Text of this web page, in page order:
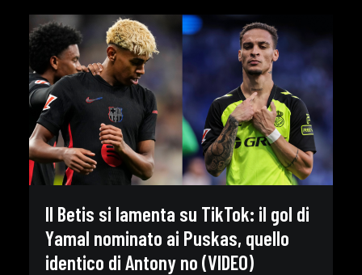
Il Betis si lamenta su TikTok: il gol di
Yamal nominato ai Puskas, quello
identico di Antony no (VIDEO)